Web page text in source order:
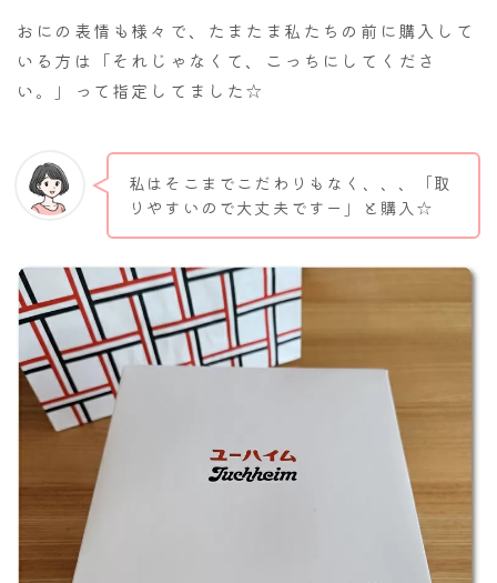
おにの表情も様々で、たまたま私たちの前に購入して
いる方は「それじゃなくて、こっちにしてくださ
い。」って指定してました☆
私はそこまでこだわりもなく、、、「取
りやすいので大丈夫ですー」と購入☆